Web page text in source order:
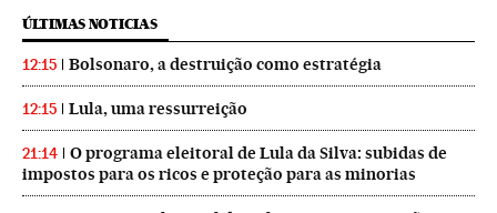
ÚLTIMAS NOTICIAS
12:15 Bolsonaro, a destruição como estratégia
12:15 Lula, uma ressurreição
21:14
O programa eleitoral de Lula da Silva: subidas de
impostos para os ricos e proteção para as minorias